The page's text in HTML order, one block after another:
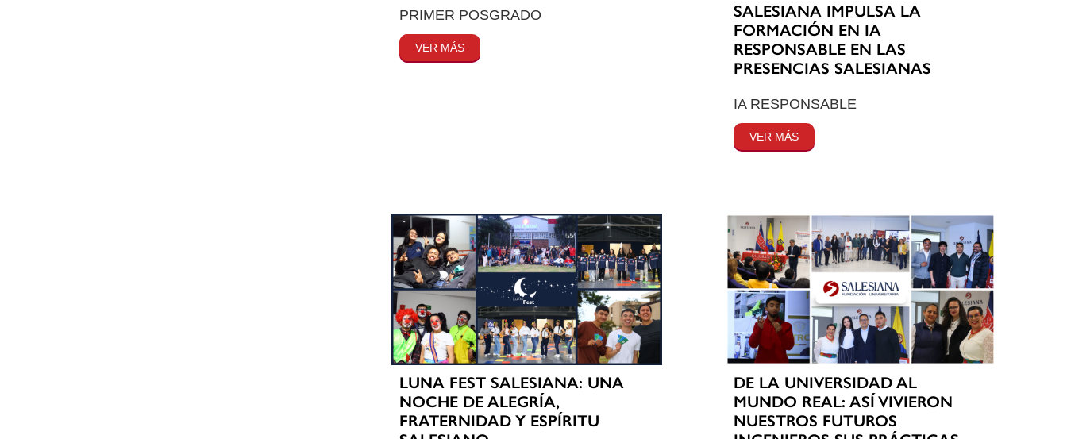
PRIMER POSGRADO
VER MÁS
SALESIANA IMPULSA LA
FORMACIÓN EN IA
RESPONSABLE EN LAS
PRESENCIAS SALESIANAS
IA RESPONSABLE
VER MÁS
LUNA FEST SALESIANA: UNA
NOCHE DE ALEGRÍA,
FRATERNIDAD Y ESPÍRITU
DE LA UNIVERSIDAD AL
MUNDO REAL: ASÍ VIVIERON
NUESTROS FUTUROS